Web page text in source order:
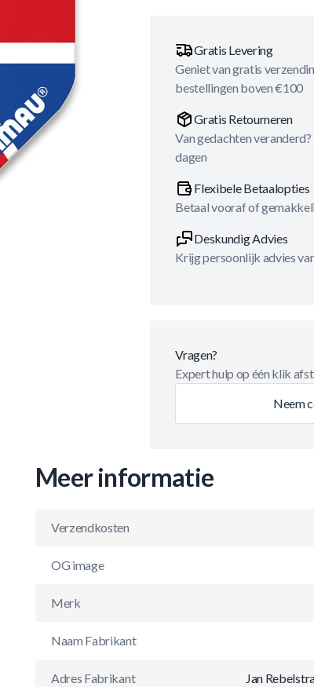
Gratis Levering
Geniet van gratis
bestellingen boven €100
Gratis Retourneren
Van gedachten
dagen
Flexibele Betaalopties
Betaal vooraf of
Deskundig Advies
Krijg persoonlijk advies
Vragen?
Expert hulp op één klik
Neem
Meer informatie
Verzendkosten
OG image
Merk
Naam Fabrikant
Adres Fabrikant Jan